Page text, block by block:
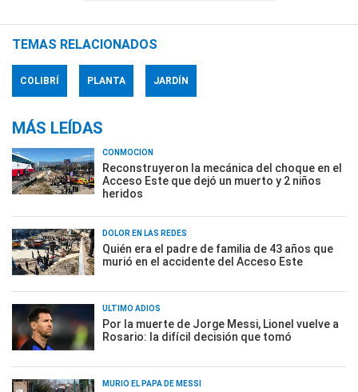
TEMAS RELACIONADOS
COLIBRÍ PLANTA JARDÍN
MÁS LEÍDAS
CONMOCIÓN
Reconstruyeron la mecánica del choque en el
Acceso Este que dejó un muerto y 2 niños
heridos
DOLOR EN LAS REDES
Quién era el padre de familia de 43 años que
murió en el accidente del Acceso Este
ÚLTIMO ADIÓS
Por la muerte de Jorge Messi, Lionel vuelve a
Rosario: la difícil decisión que tomó
MURIÓ EL PAPÁ DE MESSI